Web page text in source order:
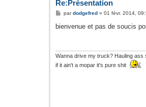
Re:Présentation
M
s
pardodgefred» 01 févr. 2014,
bienvenue et pas de soucis
Wanna drive my truck? Hauling ass
if it ain't a mopar it's pure shit